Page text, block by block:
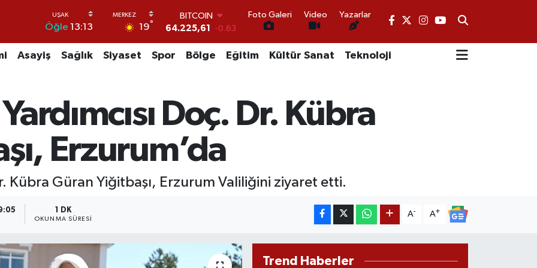
Öğle 13:13 19°
BITCOIN
64.225,61
-0.63
47,7143 0.16
64,2463
GRAM ALTIN
0.45
BİST100
13.799
70
Foto Galeri Video Yazarlar
Asayiş Sağlık Siyaset Spor Bölge Eğitim Kültür Sanat Teknoloji
Doç. Dr. Kübra
Erzurum’da
Kübra Güran Yiğitbaşı, Erzurum Valiliğini ziyaret etti.
1 DK
OKUNMA SÜRESI
A- A+
Trend Haberler